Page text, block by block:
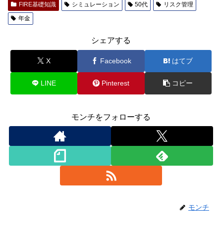
FIRE基礎知識 シミュレーション 50代
リスク管理
年金
シェアする
X Facebook はてブ
LINE Pinterest コピー
モンチをフォローする
モンチ